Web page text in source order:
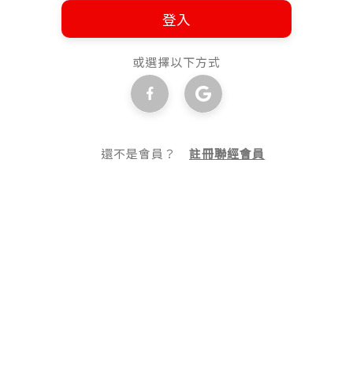
登入
或選擇以下方式
還不是會員？註冊聯經會員